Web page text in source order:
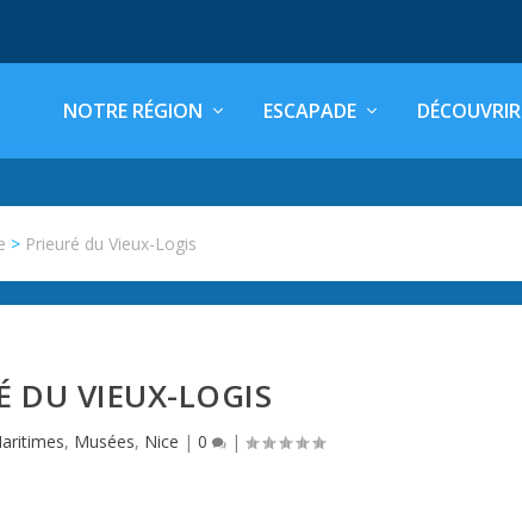
NOTRE RÉGION ESCAPADE DÉCOUVRIR
> Prieuré du Vieux-Logis
DU VIEUX-LOGIS
, Musées, Nice |0 |